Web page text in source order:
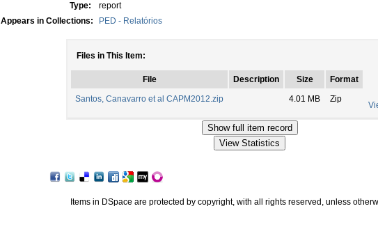
Type:
report
Appears in Collections:
PED - Relatórios
Files in This Item:
File Description Size
Format
Santos, Canavarro et al CAPM2012.zip
4.01 MB Zip
Items in DSpace are protected by copyright, with all rights reserved, unless